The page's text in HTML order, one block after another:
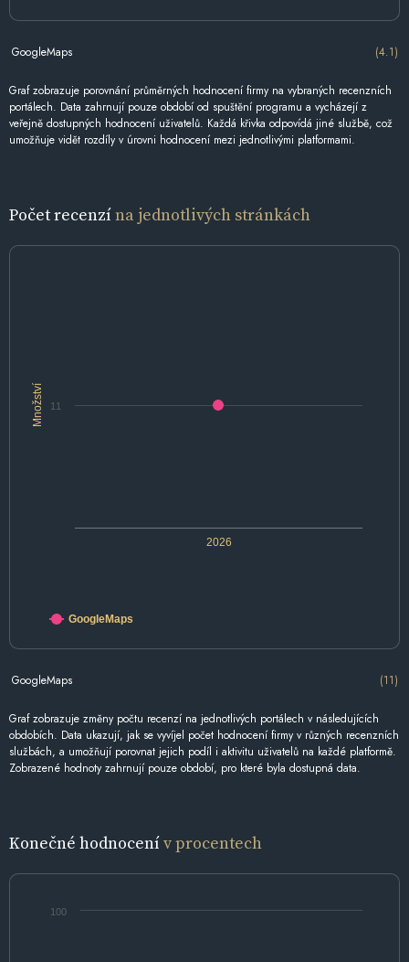
GoogleMaps (4.1)
Graf zobrazuje porovnání průměrných hodnocení firmy na vybraných recenzních
portálech. Data zahrnují pouze období od spuštění programu a vycházejí z
veřejně dostupných hodnocení uživatelů. Každá křivka odpovídá jiné službě, což
umožňuje vidět rozdíly v úrovni hodnocení mezi jednotlivými platformami.
Počet recenzína jednotlivých stránkách
Množství
2026
11
GoogleMaps
GoogleMaps (11)
Graf zobrazuje změny počtu recenzí na jednotlivých portálech v následujících
obdobích. Data ukazují, jak se vyvíjel počet hodnocení firmy v různých recenzních
službách, a umožňují porovnat jejich podíl i aktivitu uživatelů na každé platformě.
Zobrazené hodnoty zahrnují pouze období, pro které byla dostupná data.
Konečné hodnocenív procentech
100